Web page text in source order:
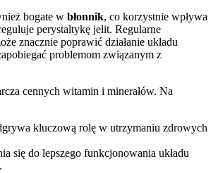
bogate w błonnik, co korzystnie wpływa
perystaltykę jelit. Regularne
znacznie poprawić działanie układu
problemom związanym z
cennych witamin i minerałów. Na
kluczową rolę w utrzymaniu zdrowych
się do lepszego funkcjonowania układu